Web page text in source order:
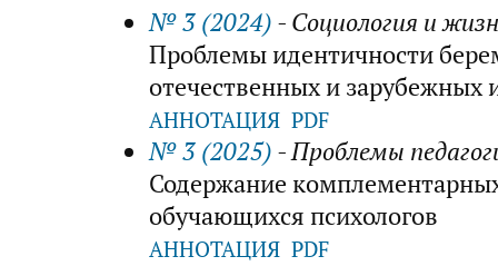
№ 3 (2024) - Социология и
Проблемы идентичности
отечественных и зарубежных
АННОТАЦИЯ PDF
№ 3 (2025) - Проблемы
Содержание
обучающихся психологов
АННОТАЦИЯ PDF